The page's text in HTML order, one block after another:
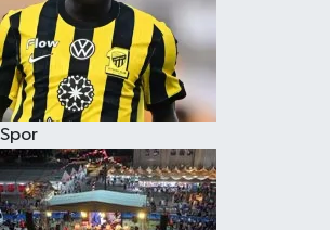
Spor